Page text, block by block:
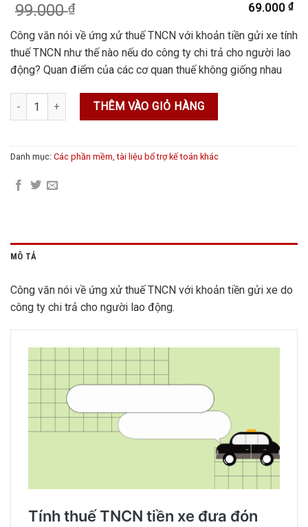
99.000₫
gốc
là:
99.000 ₫.
69.000 ₫
hiện
tại
là:
69.000 ₫.
Công văn nói về ứng xử thuế TNCN với khoản tiền gửi xe tính
thuế TNCN như thế nào nếu do công ty chi trả cho người lao
động? Quan điểm của các cơ quan thuế không giống nhau
Công văn thuế TNCN tiền gửi xe số lượng
THÊM VÀO GIỎ HÀNG
Danh mục: Các phần mềm, tài liệu bổ trợ kế toán khác
MÔ TẢ
Công văn nói về ứng xử thuế TNCN với khoản tiền gửi xe do
công ty chi trả cho người lao động.